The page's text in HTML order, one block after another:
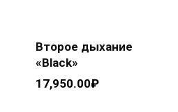
Второе дыхание
«Black»
17,950.00₽